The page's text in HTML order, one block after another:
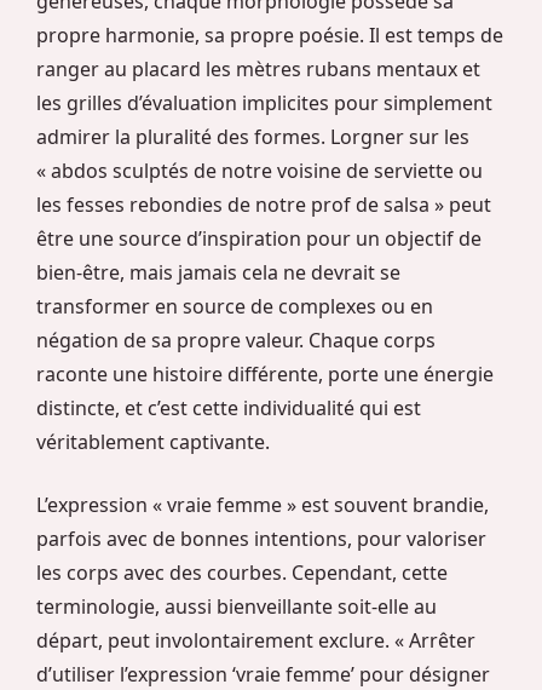
propre harmonie, sa propre poésie. Il est temps de
ranger au placard les mètres rubans mentaux et
les grilles d’évaluation implicites pour simplement
admirer la pluralité des formes. Lorgner sur les
« abdos sculptés de notre voisine de serviette ou
les fesses rebondies de notre prof de salsa » peut
être une source d’inspiration pour un objectif de
bien-être, mais jamais cela ne devrait se
transformer en source de complexes ou en
négation de sa propre valeur. Chaque corps
raconte une histoire différente, porte une énergie
distincte, et c’est cette individualité qui est
véritablement captivante.
L’expression « vraie femme » est souvent brandie,
parfois avec de bonnes intentions, pour valoriser
les corps avec des courbes. Cependant, cette
terminologie, aussi bienveillante soit-elle au
départ, peut involontairement exclure. « Arrêter
d’utiliser l’expression ‘vraie femme’ pour désigner